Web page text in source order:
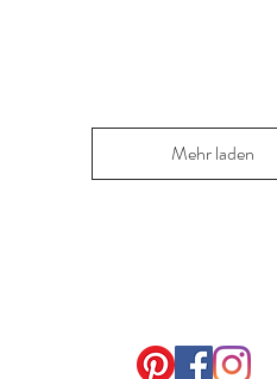
Mehr laden